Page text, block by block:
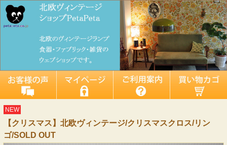
NEW
【クリスマス】北欧ヴィンテージ/クリスマスクロス/リン
ゴ/SOLD OUT